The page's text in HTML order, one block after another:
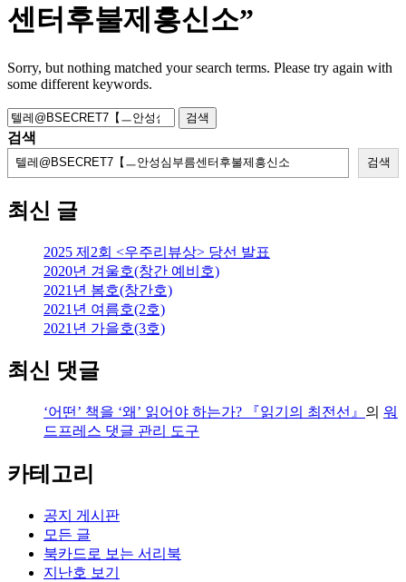
센터후불제흥신소”
Sorry, but nothing matched your search terms. Please try again with
some different keywords.
검
색:
검색
검색
최신 글
2025 제2회 <우주리뷰상> 당선 발표
2020년 겨울호(창간 예비호)
2021년 봄호(창간호)
2021년 여름호(2호)
2021년 가을호(3호)
최신 댓글
‘어떤’ 책을 ‘왜’ 읽어야 하는가? 『읽기의 최전선』 의 워
드프레스 댓글 관리 도구
카테고리
공지 게시판
모든 글
북카드로 보는 서리북
지난호 보기